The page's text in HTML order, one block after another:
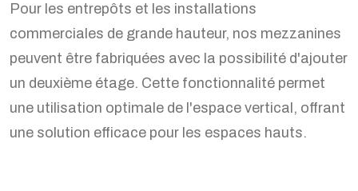
Pour les entrepôts et les installations
commerciales de grande hauteur, nos mezzanines
peuvent être fabriquées avec la possibilité d'ajouter
un deuxième étage. Cette fonctionnalité permet
une utilisation optimale de l'espace vertical, offrant
une solution efficace pour les espaces hauts.